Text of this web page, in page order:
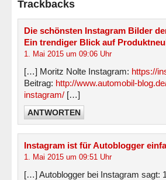
Trackbacks
Die schönsten Instagram Bilder
Ein trendiger Blick auf
1. Mai 2015 um 09:06 Uhr
[…] Moritz Nolte Instagram: https://
Beitrag: http://www.automobil-
instagram/ […]
ANTWORTEN
Instagram ist für Autoblogger
1. Mai 2015 um 09:51 Uhr
[…] Autoblogger bei Instagram sagt: